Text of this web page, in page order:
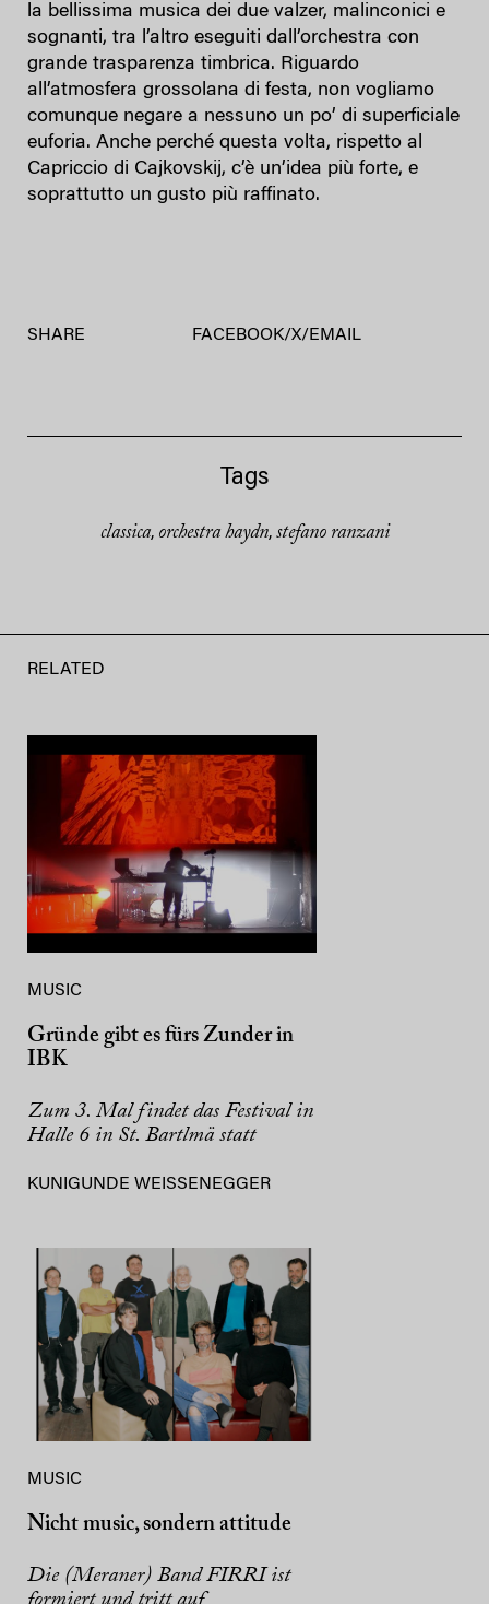
la bellissima musica dei due valzer, malinconici e
sognanti, tra l’altro eseguiti dall’orchestra con
grande trasparenza timbrica. Riguardo
all’atmosfera grossolana di festa, non vogliamo
comunque negare a nessuno un po’ di superficiale
euforia. Anche perché questa volta, rispetto al
Capriccio di Cajkovskij, c’è un’idea più forte, e
soprattutto un gusto più raffinato.
SHARE FACEBOOK/X/ EMAIL
Tags
classica, orchestra haydn, stefano ranzani
RELATED
MUSIC
Gründe gibt es fürs Zunder in
IBK
Zum 3. Mal findet das Festival in
Halle 6 in St. Bartlmä statt
KUNIGUNDE WEISSENEGGER
MUSIC
Nicht music, sondern attitude
Die (Meraner) Band FIRRI ist